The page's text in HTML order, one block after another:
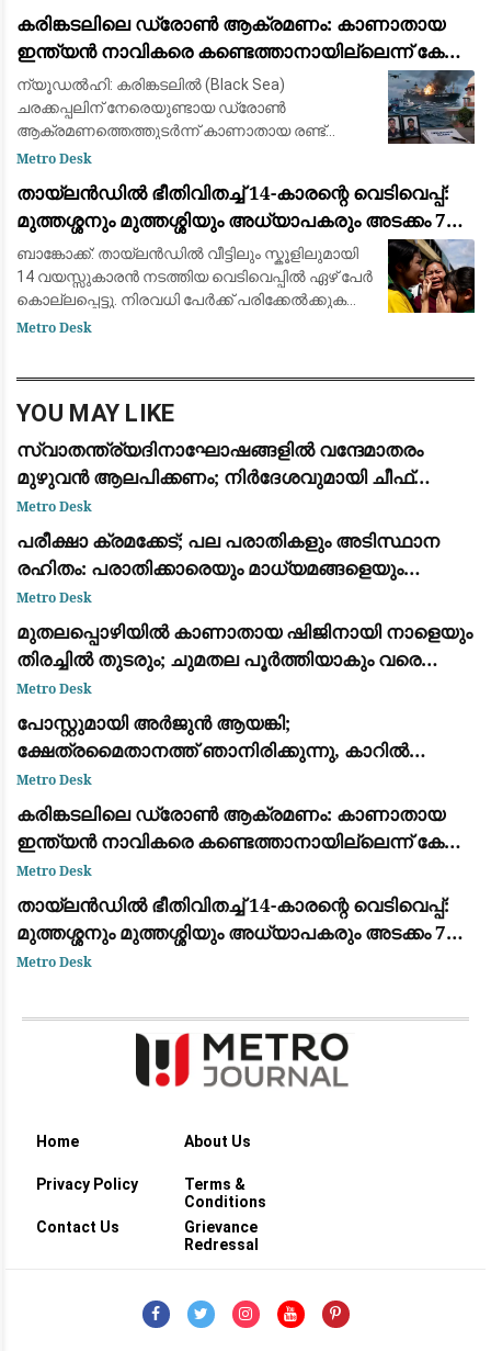
കാറിൽ പാല
കരിങ്കടലിലെ ഡ്രോൺ ആക്രമണം: കാണാതായ
ഇന്ത്യൻ നാവികരെ കണ്ടെത്താനായില്ലെന്ന് കേന്ദ്ര
സർക്കാർ
ന്യൂഡൽഹി: കരിങ്കടലിൽ (Black Sea)
ചരക്കപ്പലിന് നേരെയുണ്ടായ ഡ്രോൺ
ആക്രമണത്തെത്തുടർന്ന് കാണാതായ രണ്ട്
ഇന്ത്യൻ നാവികരെ കണ്ടെത്താൻ
കോടതിയെ അറിയിച്ചു. വിപുലമായ തിരച
Metro Desk
തായ്‌ലൻഡിൽ ഭീതിവിതച്ച് 14-കാരന്റെ വെടിവെപ്പ്:
മുത്തശ്ശനും മുത്തശ്ശിയും അധ്യാപകരും അടക്കം 7
പേർ കൊല്ലപ്പെട്ടു
ബാങ്കോക്ക്: തായ്‌ലൻഡിൽ വീട്ടിലും സ്കൂളിലുമായി
14 വയസ്സുകാരൻ നടത്തിയ വെടിവെപ്പിൽ ഏഴ് പേർ
കൊല്ലപ്പെട്ടു. നിരവധി പേർക്ക് പരിക്കേൽക്കുകയും
ചെയ്തു. വെള്ളിയാഴ്ച രാവിലെ ബാങ്കോക്കിന്
Metro Desk
YOU MAY LIKE
സ്വാതന്ത്ര്യദിനാഘോഷങ്ങളിൽ വന്ദേമാതരം
മുഴുവൻ ആലപിക്കണം; നിർദേശവുമായി ചീഫ്
സെക്രട്ടറി
Metro Desk
പരീക്ഷാ ക്രമക്കേട്; പല പരാതികളും അടിസ്ഥാന
രഹിതം: പരാതിക്കാരെയും മാധ്യമങ്ങളെയും
വിമര്‍ശിച്ച് പിഎസ്‌സി
Metro Desk
മുതലപ്പൊഴിയിൽ കാണാതായ ഷിജിനായി നാളെയും
തിരച്ചിൽ തുടരും; ചുമതല പൂർത്തിയാകും വരെ
തീരത്തുണ്ടാകുമെന്ന് മന്ത്രി സി.പി. ജോൺ
Metro Desk
പോസ്റ്റുമായി അർജുൻ ആയങ്കി;
ക്ഷേത്രമൈതാനത്ത് ഞാനിരിക്കുന്നു, കാറിൽ
പാലിയേക്കര ടോൾ പ്ലാസ കടക്കുന്ന ദൃശ്യം
പുറത്ത്: സഹോദരനും ഭാര്യയും കസ്റ്റഡിയിൽ
Metro Desk
കരിങ്കടലിലെ ഡ്രോൺ ആക്രമണം: കാണാതായ
ഇന്ത്യൻ നാവികരെ കണ്ടെത്താനായില്ലെന്ന് കേന്ദ്ര
സർക്കാർ
Metro Desk
തായ്‌ലൻഡിൽ ഭീതിവിതച്ച് 14-കാരന്റെ വെടിവെപ്പ്:
മുത്തശ്ശനും മുത്തശ്ശിയും അധ്യാപകരും അടക്കം 7
പേർ കൊല്ലപ്പെട്ടു
Metro Desk
Home About Us
Privacy Policy
Terms &
Conditions
Contact Us
Grievance
Redressal